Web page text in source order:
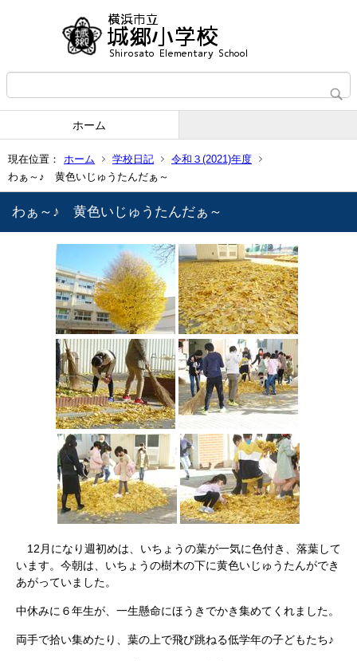
ホーム
現在位置： ホーム 学校日記
令和３(2021)年度
わぁ～♪ 黄色いじゅうたんだぁ～
わぁ～♪ 黄色いじゅうたんだぁ～
12月になり週初めは、いちょうの葉が一気に色付き、落葉して
います。今朝は、いちょうの樹木の下に黄色いじゅうたんができ
あがっていました。
中休みに６年生が、一生懸命にほうきでかき集めてくれました。
両手で拾い集めたり、葉の上で飛び跳ねる低学年の子どもたち♪